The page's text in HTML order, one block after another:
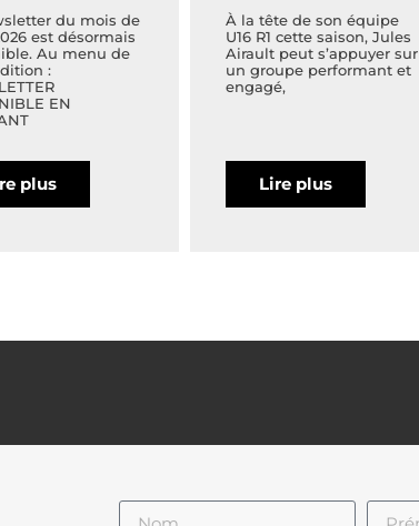
du mois de
est désormais
Au menu de
:
EN
plus
À la tête de son équipe
U16 R1 cette saison, Jules
Airault peut s’appuyer sur
un groupe performant et
engagé,
Lire plus